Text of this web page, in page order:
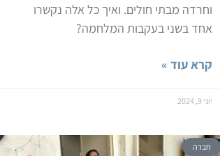
וחרדה מבתי חולים. ואיך כל אלה נקשרו
אחד בשני בעקבות המלחמה?
קרא עוד »
יוני 9, 2024
חברה